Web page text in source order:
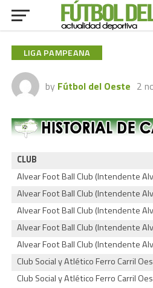
LIGA PAMPEANA
by Fútbol del Oeste 2
CLUB
Alvear Foot Ball Club (Intendente
Alvear Foot Ball Club (Intendente
Alvear Foot Ball Club (Intendente
Alvear Foot Ball Club (Intendente
Alvear Foot Ball Club (Intendente
Club Social y Atlético Ferro Carril
Club Social y Atlético Ferro Carril